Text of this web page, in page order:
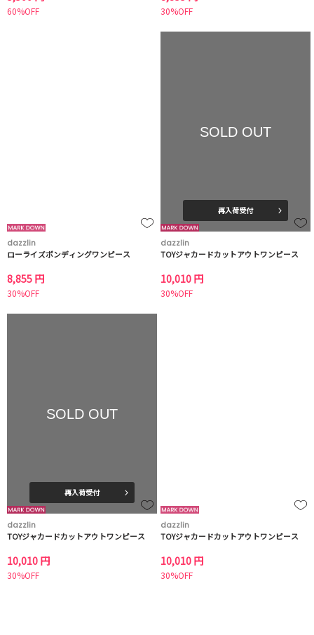
60%OFF 30%OFF
dazzlin
ローライズボンディングワンピース
8,855 円
30%OFF
SOLD OUT
再入荷受付
dazzlin
TOYジャカードカットアウトワンピース
10,010 円
30%OFF
SOLD OUT
再入荷受付
dazzlin
TOYジャカードカットアウトワンピース
10,010 円
30%OFF
dazzlin
TOYジャカードカットアウトワンピース
10,010 円
30%OFF